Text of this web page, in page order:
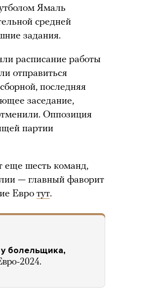
Ямаль
средней
задания.
расписание работы
отправиться
последняя
заседание,
Оппозиция
партии
еще шесть команд,
— главный фаворит
Евро тут.
болельщика,
2024.